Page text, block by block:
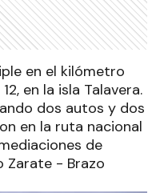
en el kilómetro
en la isla Talavera.
dos autos y dos
en la ruta nacional
de
Zarate - Brazo